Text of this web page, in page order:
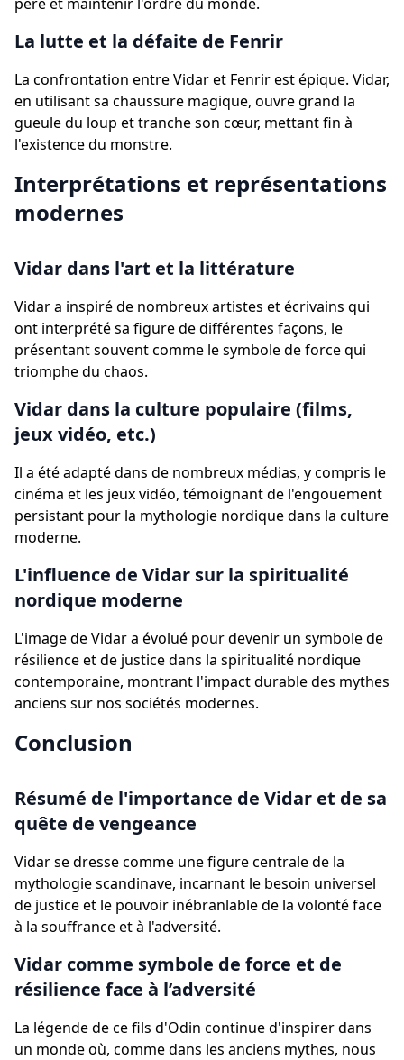
La lutte et la défaite de Fenrir
La confrontation entre Vidar et Fenrir est épique. Vidar,
en utilisant sa chaussure magique, ouvre grand la
gueule du loup et tranche son cœur, mettant fin à
l'existence du monstre.
Interprétations et représentations
modernes
Vidar dans l'art et la littérature
Vidar a inspiré de nombreux artistes et écrivains qui
ont interprété sa figure de différentes façons, le
présentant souvent comme le symbole de force qui
triomphe du chaos.
Vidar dans la culture populaire (films,
jeux vidéo, etc.)
Il a été adapté dans de nombreux médias, y compris le
cinéma et les jeux vidéo, témoignant de l'engouement
persistant pour la mythologie nordique dans la culture
moderne.
L'influence de Vidar sur la spiritualité
nordique moderne
L'image de Vidar a évolué pour devenir un symbole de
résilience et de justice dans la spiritualité nordique
contemporaine, montrant l'impact durable des mythes
anciens sur nos sociétés modernes.
Conclusion
Résumé de l'importance de Vidar et de sa
quête de vengeance
Vidar se dresse comme une figure centrale de la
mythologie scandinave, incarnant le besoin universel
de justice et le pouvoir inébranlable de la volonté face
à la souffrance et à l'adversité.
Vidar comme symbole de force et de
résilience face à l’adversité
La légende de ce fils d'Odin continue d'inspirer dans
un monde où, comme dans les anciens mythes, nous